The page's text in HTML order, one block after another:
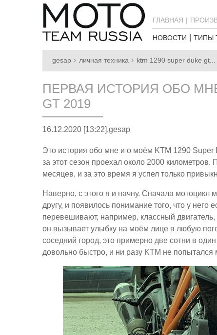
ГЛАВНАЯ
НОВОСТИ ТИПЫ
gesap личная техника ktm 1290 super duke gt...
ПЕРВАЯ ИСТОРИЯ ОБО МНЕ
GT 2019
16.12.2020 [13:22],gesap
Это история обо мне и о моём KTM 1290 Super
за этот сезон проехал около 2000
месяцев, и за это время я успел только
Наверно, с этого я и начну. Сначала
другу, и появилось понимание того, что у
перевешивают, например, классный двигатель,
он вызывает улыбку на моём лице в любую
соседний город, это примерно две сотни в
довольно быстро, и ни разу KTM не попытался